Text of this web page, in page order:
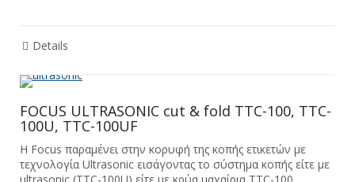
Details
FOCUS ULTRASONIC cut & fold TTC-100, TTC-
100U, TTC-100UF
Η Focus παραμένει στην κορυφή της κοπής ετικετών με
τεχνολογία Ultrasonic εισάγοντας το σύστημα κοπής είτε με